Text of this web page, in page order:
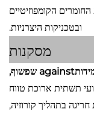
הקומפוזיטיים
ובטכניקות היצרניות.
מסקנות
פרופיל שטיח משוך חזק במיוחד FRP עם עמידותagainst שפשוף,
תשתית ארוכת טווח
בתהליך קורוזיה,